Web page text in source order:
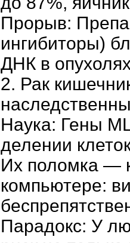
Прорыв:
ингибиторы)
ДНК в
2. Рак
Наука: Гены
делении
Их поломка —
компьютере:
Парадокс: У